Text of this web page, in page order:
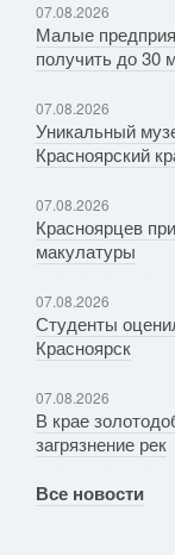
07.08.2026
Малые
получить до 30
07.08.2026
Уникальный
Красноярский
07.08.2026
Красноярцев
макулатуры
07.08.2026
Студенты
Красноярск
07.08.2026
В крае
загрязнение рек
Все новости